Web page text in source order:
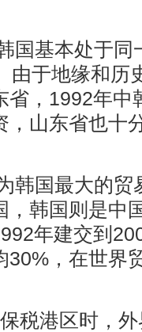
国基本处于同
由于地缘和历
省，1992年中
，山东省也十
韩国最大的贸
，韩国则是中
年建交到
30%，在世界
税港区时，